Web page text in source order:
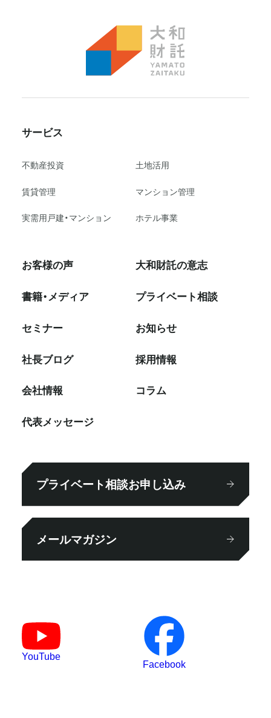
サービス
不動産投資
⼟地活⽤
賃貸管理
マンション管理
実需用戸建・マンション
ホテル事業
お客様の声
書籍・メディア
セミナー
社⻑ブログ
会社情報
代表メッセージ
大和財託の意志
プライベート相談
お知らせ
採⽤情報
コラム
プライベート相談お申し込み
メールマガジン
YouTube
Facebook